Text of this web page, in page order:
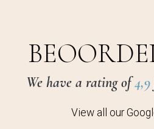
We have a rating of4,9
View all our